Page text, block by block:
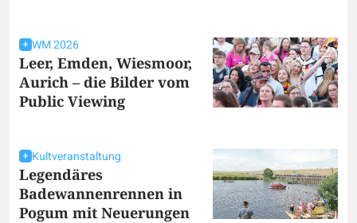
WM 2026
Leer, Emden, Wiesmoor,
Aurich – die Bilder vom
Public Viewing
Kultveranstaltung
Legendäres
Badewannenrennen in
Pogum mit Neuerungen